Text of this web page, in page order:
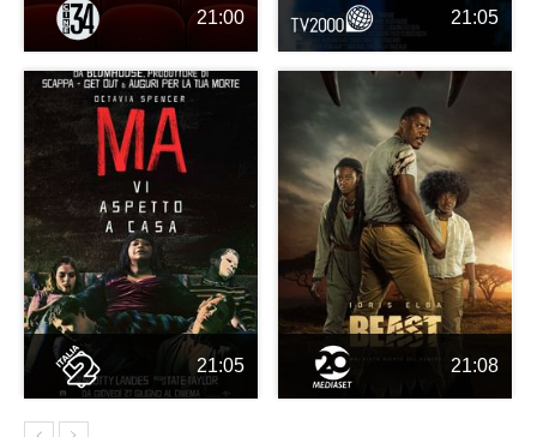
21:00 21:05
21:05 21:08